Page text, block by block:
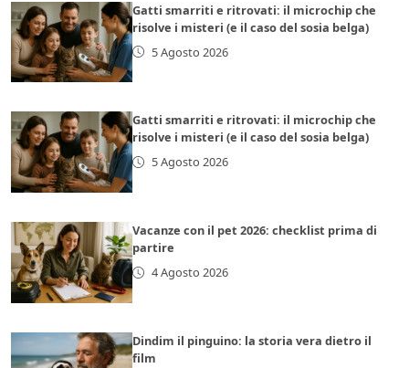
Gatti smarriti e ritrovati: il microchip che
risolve i misteri (e il caso del sosia belga)
5 Agosto 2026
Gatti smarriti e ritrovati: il microchip che
risolve i misteri (e il caso del sosia belga)
5 Agosto 2026
Vacanze con il pet 2026: checklist prima di
partire
4 Agosto 2026
Dindim il pinguino: la storia vera dietro il
film